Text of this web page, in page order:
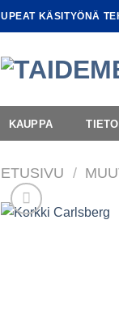
UPEAT KÄSITYÖNÄ
KAUPPA
ETUSIVU /